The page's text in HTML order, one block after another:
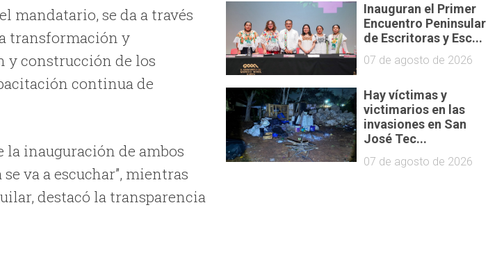
mandatario, se da a través
transformación y
y construcción de los
continua de
la inauguración de ambos
va a escuchar”, mientras
destacó la transparencia
Inauguran el Primer
Encuentro Peninsular
de Escritoras y Esc...
07 de agosto de 2026
Hay víctimas y
victimarios en las
invasiones en San
José Tec...
07 de agosto de 2026